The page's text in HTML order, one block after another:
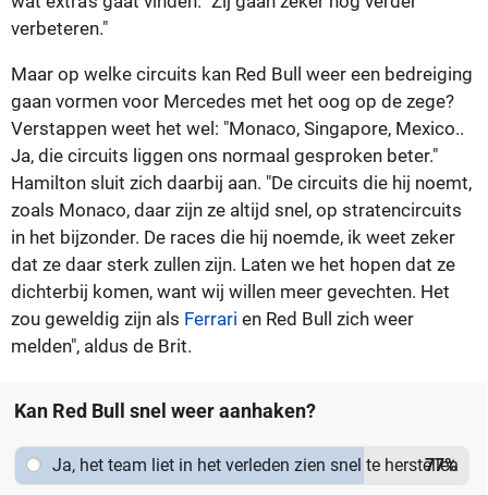
verbeteren."
Maar op welke circuits kan Red Bull weer een bedreiging
gaan vormen voor Mercedes met het oog op de zege?
Verstappen weet het wel: "Monaco, Singapore, Mexico..
Ja, die circuits liggen ons normaal gesproken beter."
Hamilton sluit zich daarbij aan. "De circuits die hij noemt,
zoals Monaco, daar zijn ze altijd snel, op stratencircuits
in het bijzonder. De races die hij noemde, ik weet zeker
dat ze daar sterk zullen zijn. Laten we het hopen dat ze
dichterbij komen, want wij willen meer gevechten. Het
zou geweldig zijn als Ferrari en Red Bull zich weer
melden", aldus de Brit.
Kan Red Bull snel weer aanhaken?
Ja, het team liet in het verleden zien snel te herstellen
77%